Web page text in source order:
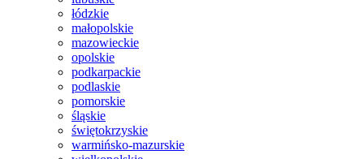
łódzkie
małopolskie
mazowieckie
opolskie
podkarpackie
podlaskie
pomorskie
śląskie
świętokrzyskie
warmińsko-mazurskie